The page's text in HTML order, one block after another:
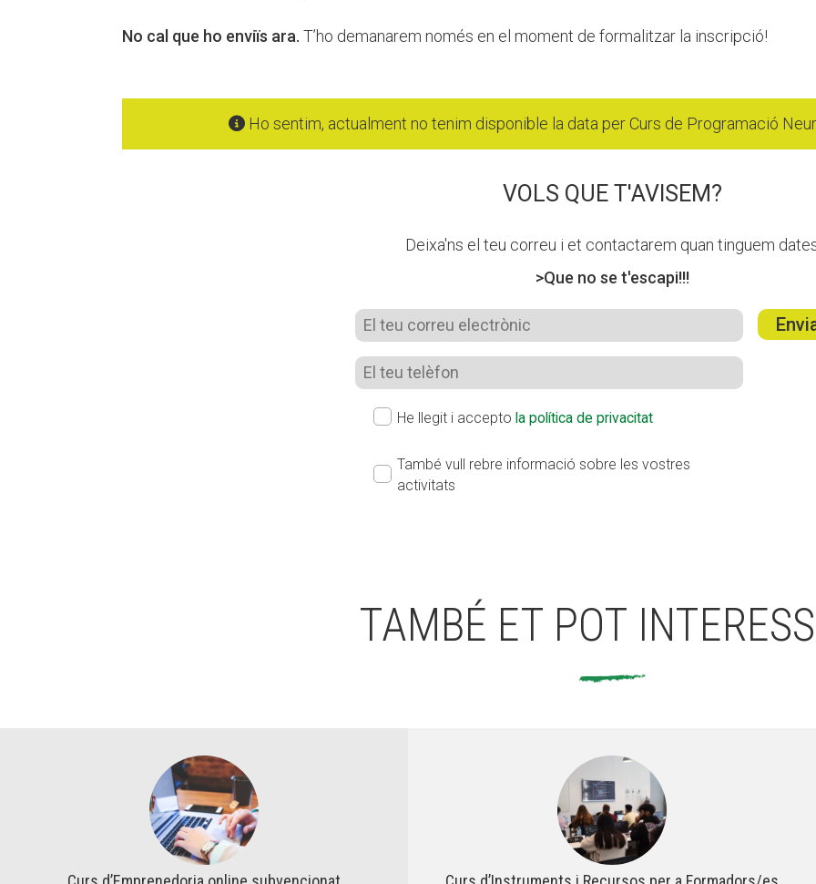
No cal que ho enviïs ara. T’ho demanarem només en el moment de formalitzar la inscripció!
Ho sentim, actualment no tenim disponible la data per Curs de Programació
VOLS QUE T'AVISEM?
Deixa'ns el teu correu i et contactarem quan tinguem
>Que no se t'escapi!!!
He llegit i accepto la política de privacitat
També vull rebre informació sobre les vostres
activitats
TAMBÉ ET POT